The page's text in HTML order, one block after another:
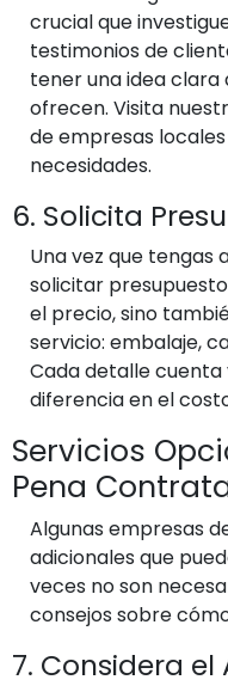
crucial que
testimonios de
tener una idea clara
ofrecen. Visita
de empresas
necesidades.
6. Solicita
Una vez que tengas
solicitar
el precio, sino
servicio: embalaje,
Cada detalle
diferencia en el
Servicios
Pena
Algunas empresas
adicionales que
veces no son
consejos sobre
7. Considera